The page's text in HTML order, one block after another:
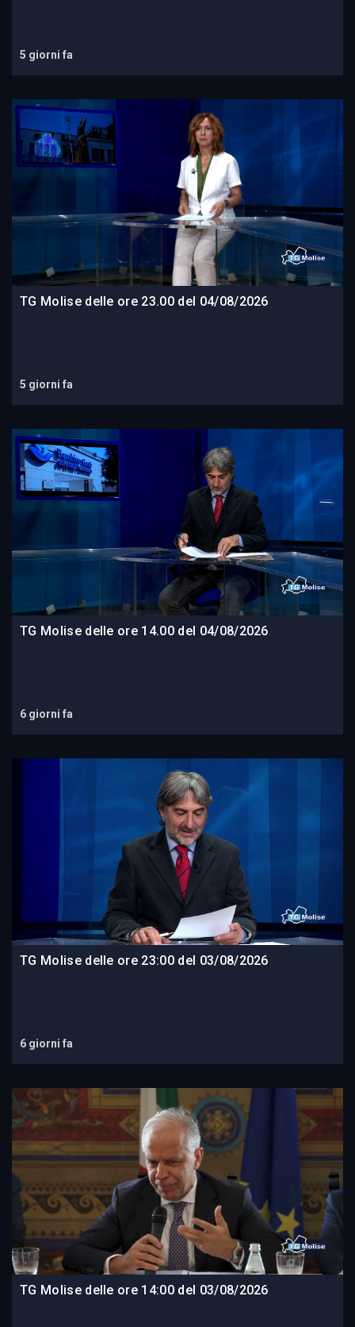
5 giorni fa
TG Molise delle ore 23.00 del 04/08/2026
5 giorni fa
TG Molise delle ore 14.00 del 04/08/2026
6 giorni fa
TG Molise delle ore 23:00 del 03/08/2026
6 giorni fa
TG Molise delle ore 14:00 del 03/08/2026